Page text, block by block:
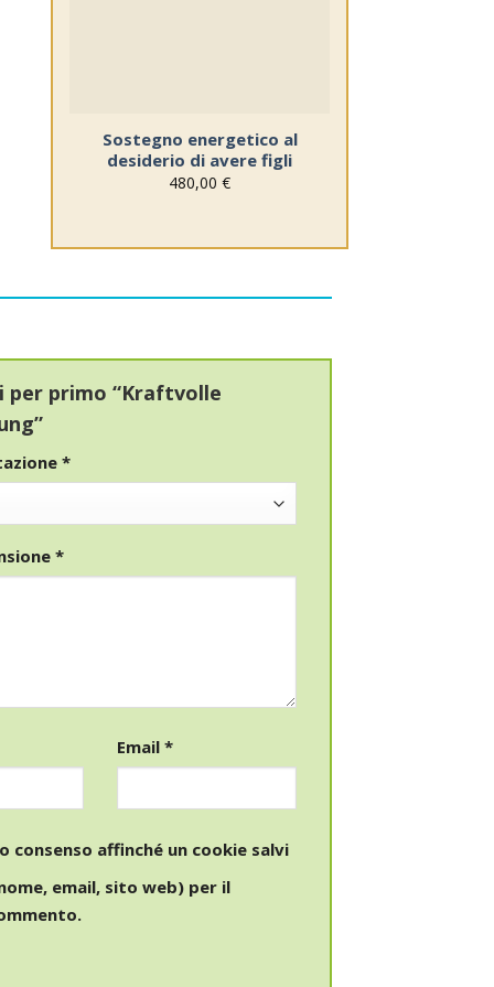
Sostegno energetico al
desiderio di avere figli
480,00 €
per primo “Kraftvolle
*
*
Email *
consenso affinché un cookie salvi
email, sito web) per il